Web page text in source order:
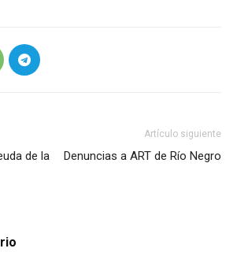
de la
Artículo siguiente
Denuncias a ART de Río Negro